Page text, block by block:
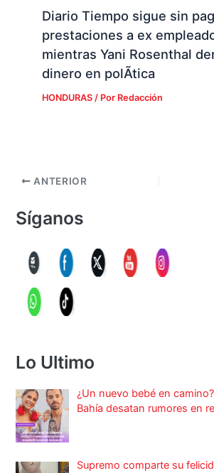
Diario Tiempo sigue sin
prestaciones a ex
mientras Yani Rosenthal
dinero en polÃ­tica
HONDURAS/ Por Redacción
ANTERIOR
Síganos
Lo Ultimo
¿Un nuevo bebé en
Bahía desatan rumores en
Supremo comparte su